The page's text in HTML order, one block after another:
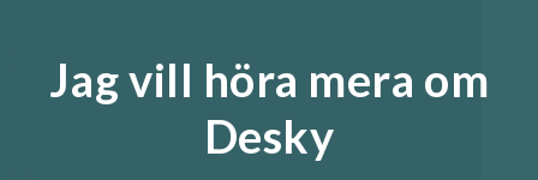
Jag vill höra mera om
Desky